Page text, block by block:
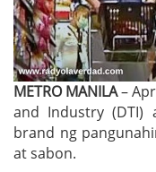
METRO MANILA–
and Industry (DTI)
brand ng
at sabon.